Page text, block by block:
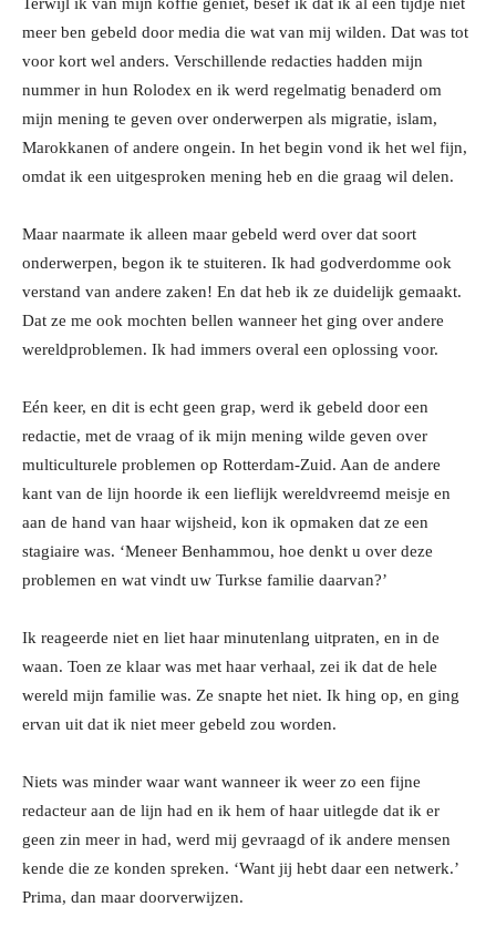
meer ben gebeld door media die wat van mij wilden. Dat was tot
voor kort wel anders. Verschillende redacties hadden mijn
nummer in hun Rolodex en ik werd regelmatig benaderd om
mijn mening te geven over onderwerpen als migratie, islam,
Marokkanen of andere ongein. In het begin vond ik het wel fijn,
omdat ik een uitgesproken mening heb en die graag wil delen.
Maar naarmate ik alleen maar gebeld werd over dat soort
onderwerpen, begon ik te stuiteren. Ik had godverdomme ook
verstand van andere zaken! En dat heb ik ze duidelijk gemaakt.
Dat ze me ook mochten bellen wanneer het ging over andere
wereldproblemen. Ik had immers overal een oplossing voor.
Eén keer, en dit is echt geen grap, werd ik gebeld door een
redactie, met de vraag of ik mijn mening wilde geven over
multiculturele problemen op Rotterdam-Zuid. Aan de andere
kant van de lijn hoorde ik een lieflijk wereldvreemd meisje en
aan de hand van haar wijsheid, kon ik opmaken dat ze een
stagiaire was. ‘Meneer Benhammou, hoe denkt u over deze
problemen en wat vindt uw Turkse familie daarvan?’
Ik reageerde niet en liet haar minutenlang uitpraten, en in de
waan. Toen ze klaar was met haar verhaal, zei ik dat de hele
wereld mijn familie was. Ze snapte het niet. Ik hing op, en ging
ervan uit dat ik niet meer gebeld zou worden.
Niets was minder waar want wanneer ik weer zo een fijne
redacteur aan de lijn had en ik hem of haar uitlegde dat ik er
geen zin meer in had, werd mij gevraagd of ik andere mensen
kende die ze konden spreken. ‘Want jij hebt daar een netwerk.’
Prima, dan maar doorverwijzen.